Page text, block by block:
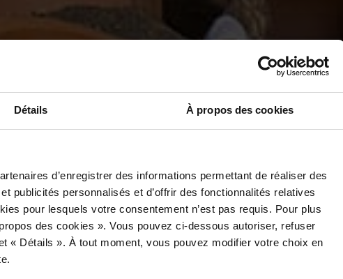
Détails À propos des cookies
d’enregistrer des informations permettant de réaliser des
publicités personnalisés et d’offrir des fonctionnalités relatives
pour lesquels votre consentement n’est pas requis. Pour plus
des cookies ». Vous pouvez ci-dessous autoriser, refuser
« Détails ». À tout moment, vous pouvez modifier votre choix en